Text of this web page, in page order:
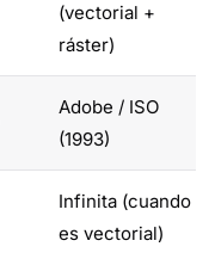
(vectorial +
ráster)
Adobe / ISO
(1993)
Infinita (cuando
es vectorial)